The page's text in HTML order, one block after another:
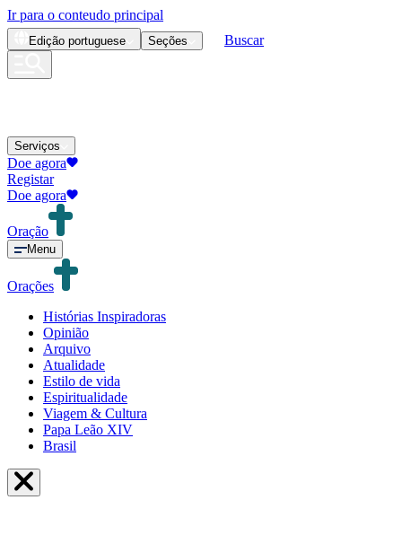
Ir para o conteudo principal
Edição portuguese Seções Buscar
Serviços
Doe agora
Registar
Doe agora
Oração
Menu
Orações
Histórias Inspiradoras
Opinião
Arquivo
Atualidade
Estilo de vida
Espiritualidade
Viagem & Cultura
Papa Leão XIV
Brasil